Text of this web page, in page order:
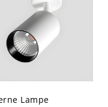
Lampe